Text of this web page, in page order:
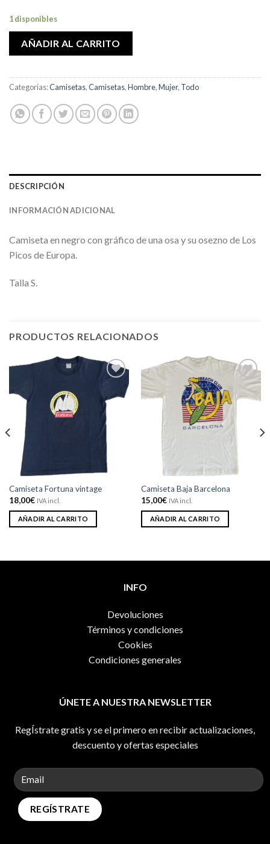
1 disponibles
AÑADIR AL CARRITO
Categorías:Camisetas,Camisetas,Hombre,Mujer, Todo
DESCRIPCIÓN
INFORMACIÓN ADICIONAL
Camiseta en negro con gráfico de una osa y su osezno de Los
Picos de Europa.
Talla S.
PRODUCTOS RELACIONADOS
Añadir
a la
lista de
deseos
Camiseta Fortuna vintage
18,00€ IVA incl.
AÑADIR AL CARRITO
lista de
Camiseta Baja Barcelona
15,00€ IVA incl.
AÑADIR AL CARRITO
INFO
Devoluciones
Términos y condiciones
Cookies
Condiciones generales
ÚNETE A NUESTRA NEWSLETTER
RegÍstrate gratis y se el primero en recibir actualizaciones,
descuento y ofertas especiales